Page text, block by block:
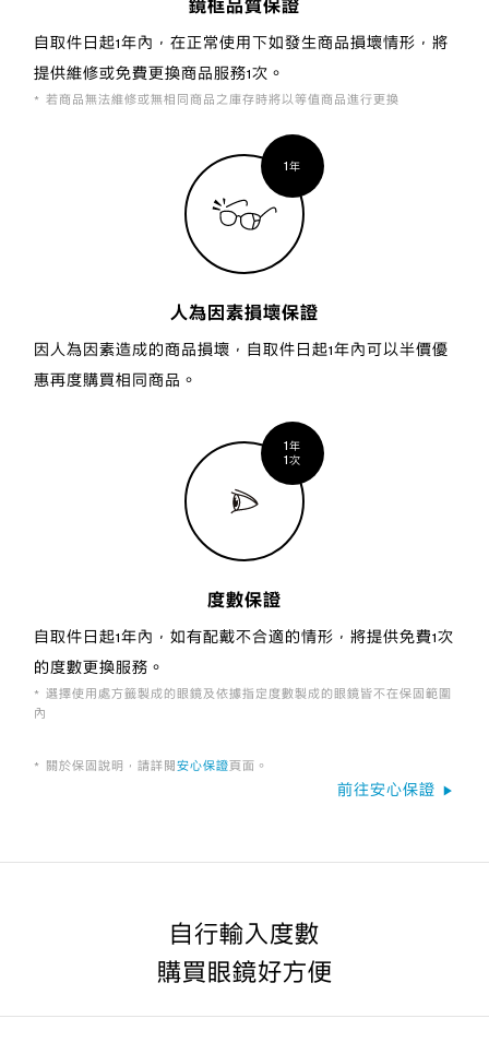
鏡框品質保證
自取件日起1年內，在正常使用下如發生商品損壞情形，將
提供維修或免費更換商品服務1次。
若商品無法維修或無相同商品之庫存時將以等值商品進行更換
1 年
人為因素損壞保證
因人為因素造成的商品損壞，自取件日起1年內可以半價優
惠再度購買相同商品。
1 年
1 次
度數保證
自取件日起1年內，如有配戴不合適的情形，將提供免費1次
的度數更換服務。
選擇使用處方籤製成的眼鏡及依據指定度數製成的眼鏡皆不在保固範圍
內
關於保固說明，請詳閱安心保證 頁面。
前往安心保證 ▶
自行輸入度數
購買眼鏡好方便